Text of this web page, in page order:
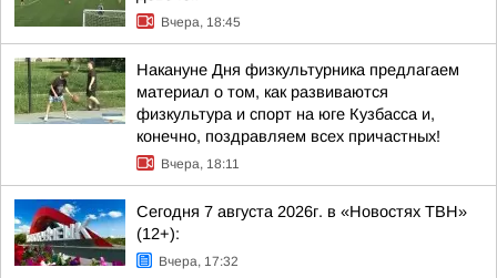
Вчера, 18:45
Накануне Дня физкультурника предлагаем
материал о том, как развиваются
физкультура и спорт на юге Кузбасса и,
конечно, поздравляем всех причастных!
Вчера, 18:11
Сегодня 7 августа 2026г. в «Новостях ТВН»
(12+):
Вчера, 17:32